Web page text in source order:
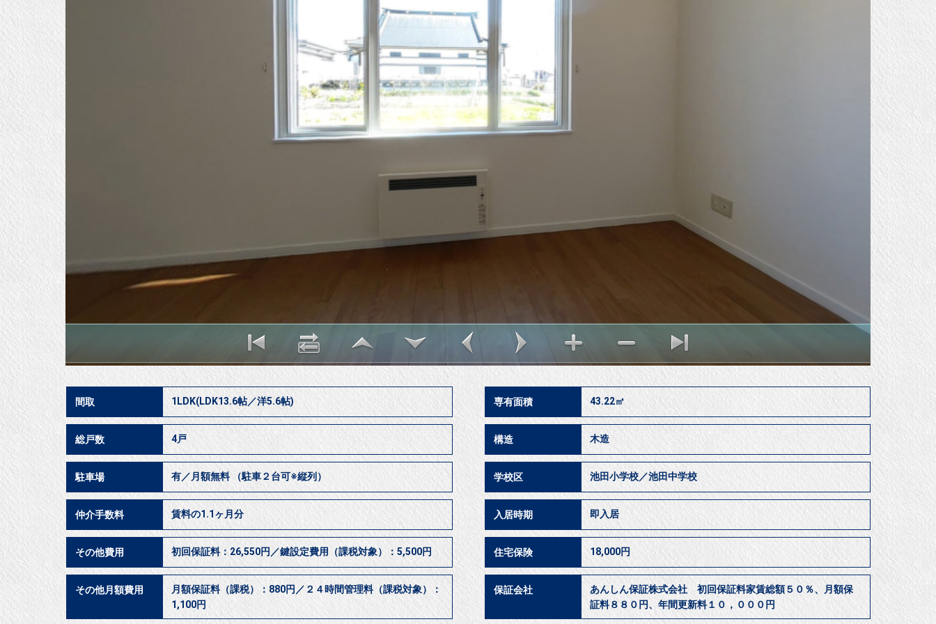
間取 1LDK(LDK13.6帖／洋5.6帖)
総戸数 4戸
駐車場 有／月額無料 （駐車２台可※縦列）
仲介手数料 賃料の1.1ヶ月分
その他費用 初回保証料：26,550円／鍵設定費用（課税対象）：5,500円
その他月額費用
月額保証料（課税）：880円／２４時間管理料（課税対象）：
1,100円
専有面積 43.22㎡
構造 木造
学校区 池田小学校／池田中学校
入居時期 即入居
住宅保険 18,000円
保証会社
あんしん保証株式会社 初回保証料家賃総額５０％、月額保
証料８８０円、年間更新料１０，０００円